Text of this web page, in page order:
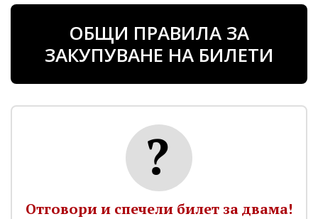
ОБЩИ ПРАВИЛА ЗА
ЗАКУПУВАНЕ НА БИЛЕТИ
Отговори и спечели билет за двама!